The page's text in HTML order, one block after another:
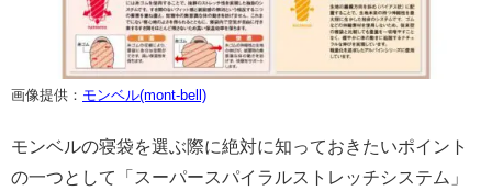
画像提供： モンベル(mont-bell)
モンベルの寝袋を選ぶ際に絶対に知っておきたいポイント
の一つとして「スーパースパイラルストレッチシステム」